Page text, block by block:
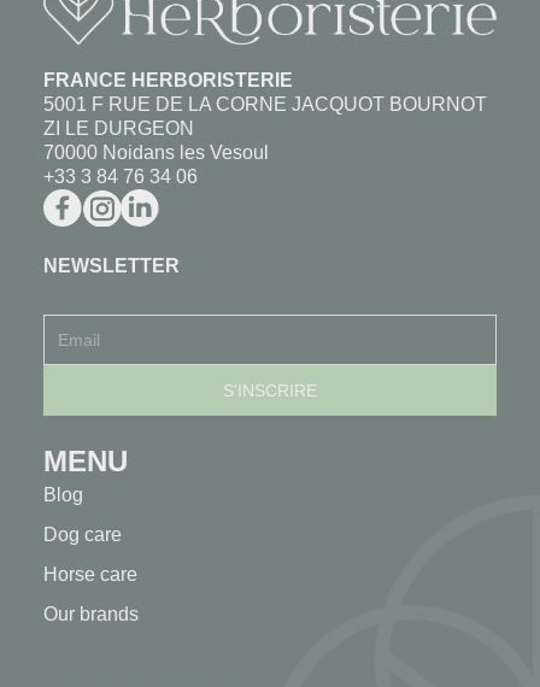
FRANCE HERBORISTERIE
5001 F RUE DE LA CORNE JACQUOT BOURNOT
ZI LE DURGEON
70000 Noidans les Vesoul
+33 3 84 76 34 06
NEWSLETTER
MENU
Blog
Dog care
Horse care
Our brands